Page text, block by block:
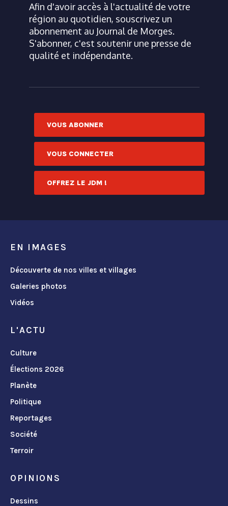
Afin d'avoir accès à l'actualité de votre
région au quotidien, souscrivez un
abonnement au Journal de Morges.
S'abonner, c'est soutenir une presse de
qualité et indépendante.
VOUS ABONNER
VOUS CONNECTER
OFFREZ LE JDM !
EN IMAGES
Découverte de nos villes et villages
Galeries photos
Vidéos
L'ACTU
Culture
Élections 2026
Planète
Politique
Reportages
Société
Terroir
OPINIONS
Dessins